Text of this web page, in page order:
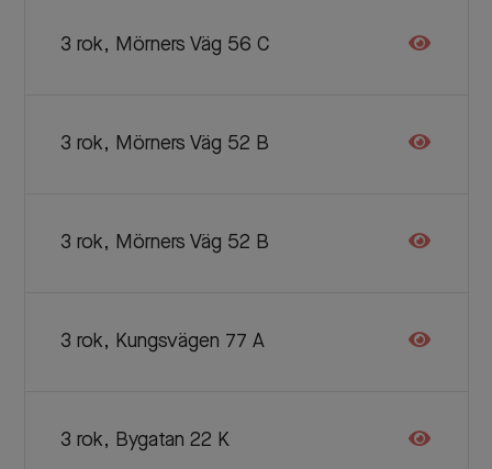
3 rok, Mörners Väg 56 C
3 rok, Mörners Väg 52 B
3 rok, Mörners Väg 52 B
3 rok, Kungsvägen 77 A
3 rok, Bygatan 22 K